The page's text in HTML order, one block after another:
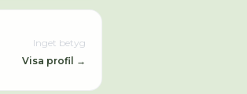
Inget betyg
Visa profil →